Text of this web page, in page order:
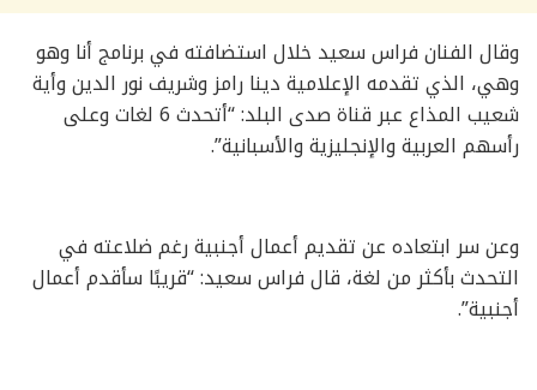
وقال الفنان فراس سعيد خلال استضافته في برنامج أنا وهو
وهي، الذي تقدمه الإعلامية دينا رامز وشريف نور الدين وأية
شعيب المذاع عبر قناة صدى البلد: “أتحدث 6 لغات وعلى
رأسهم العربية والإنجليزية والأسبانية”.
وعن سر ابتعاده عن تقديم أعمال أجنبية رغم ضلاعته في
التحدث بأكثر من لغة، قال فراس سعيد: “قريبًا سأقدم أعمال
أجنبية”.